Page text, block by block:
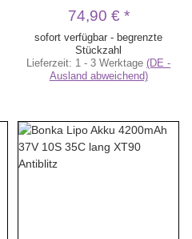
74,90 € *
sofort verfügbar - begrenzte
Stückzahl
Lieferzeit: 1 - 3 Werktage(DE -
Ausland abweichend)